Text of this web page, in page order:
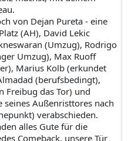
von Dejan Pureta - eine
(AH), David Lekic
(Umzug), Rodrigo
Umzug), Max Ruoff
Marius Kolb (erkundet
(berufsbedingt),
Freibug das Tor) und
Außenristtores nach
verabschieden.
alles Gute für die
Comeback, unsere Tür